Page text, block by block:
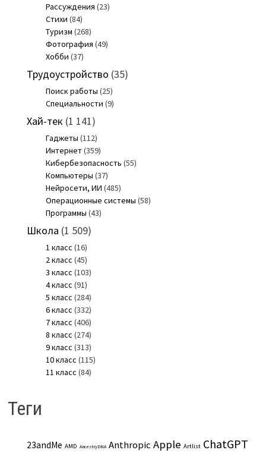
Рассуждения (23)
Стихи (84)
Туризм (268)
Фотография (49)
Хобби (37)
Трудоустройство (35)
Поиск работы (25)
Специальности (9)
Хай-тек (1 141)
Гаджеты (112)
Интернет(359)
Кибербезопасность (55)
Компьютеры (37)
Нейросети, ИИ (485)
Операционные системы (58)
Программы (43)
Школа (1 509)
1 класс (16)
2 класс (45)
3 класс (103)
4 класс (91)
5 класс (284)
6 класс (332)
7 класс (406)
8 класс (274)
9 класс (313)
10 класс (115)
11 класс (84)
Теги
23andMe AMD AncestryDNA Anthropic Apple Artlist ChatGPT